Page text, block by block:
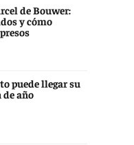
de Bouwer:
y cómo
puede llegar su
año